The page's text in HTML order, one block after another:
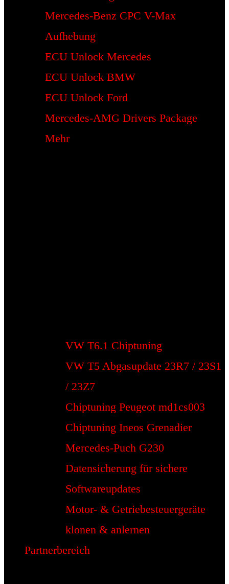
Mercedes-Benz CPC V-Max
Aufhebung
ECU Unlock Mercedes
ECU Unlock BMW
ECU Unlock Ford
Mercedes-AMG Drivers Package
Mehr
VW T6.1 Chiptuning
VW T5 Abgasupdate 23R7 / 23S1
/ 23Z7
Chiptuning Peugeot md1cs003
Chiptuning Ineos Grenadier
Mercedes-Puch G230
Datensicherung für sichere
Softwareupdates
Motor- & Getriebesteuergeräte
klonen & anlernen
Partnerbereich